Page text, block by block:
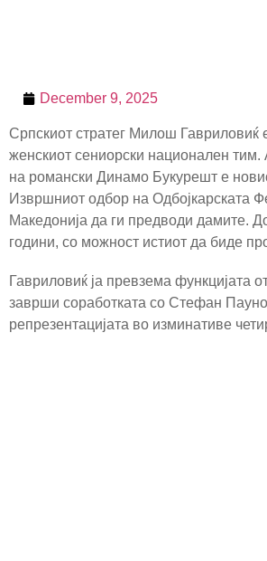
December 9, 2025
Српскиот стратег Милош Гавриловиќ
женскиот сениорски национален тим.
на романски Динамо Букурешт е
Извршниот одбор на Одбојкарската
Македонија да ги предводи дамите.
години, со можност истиот да биде
Гавриловиќ ја превзема функцијата
заврши соработката со Стефан
репрезентацијата во изминативе